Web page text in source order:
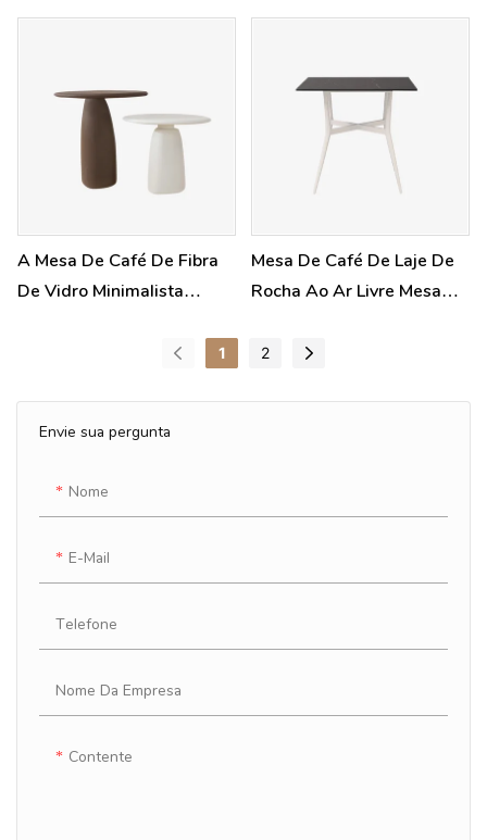
Envie sua pergunta
Nome
E-Mail
Telefone
Nome Da Empresa
Contente
Moderna E Contemporânea
Folheador Pequeno Mesa
A Mesa De Café De Fibra
De Vidro Minimalista
Mesa De Café De Laje De
Rocha Ao Ar Livre Mesa
1 2